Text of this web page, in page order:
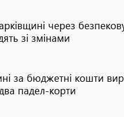
через
зі змінами
за бюджетні кошти
падел-корти